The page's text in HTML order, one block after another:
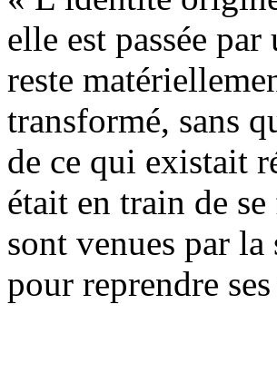
elle est passée
reste
transformé, sans
de ce qui existait
était en train de
sont venues par la
pour reprendre